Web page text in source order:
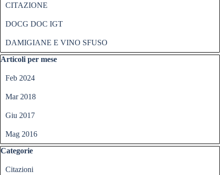
CITAZIONE
DOCG DOC IGT
DAMIGIANE E VINO SFUSO
Salta blocco Articoli per mese
Articoli per mese
Feb 2024
Mar 2018
Giu 2017
Mag 2016
Salta blocco Categorie
Categorie
Citazioni